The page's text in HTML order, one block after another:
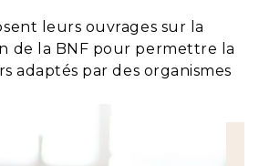
leurs ouvrages sur la
de la BNF pour permettre la
adaptés par des organismes